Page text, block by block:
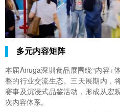
多元内容矩阵
本届Anuga深圳食品展围绕“内容+
整的行业交流生态。三天展期内，
赛事及沉浸式品鉴活动，形成从宏
次内容体系。